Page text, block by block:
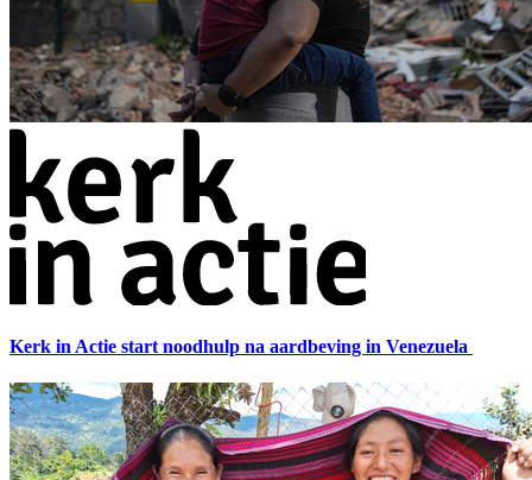
Kerk in Actie start noodhulp na aardbeving in Venezuela